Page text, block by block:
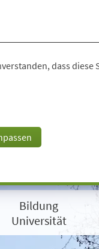
dass diese
Bildung
Universität